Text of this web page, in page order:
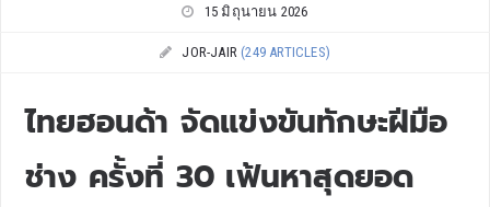
15 มิถุนายน 2026
JOR-JAIR (249 ARTICLES)
ไทยฮอนด้า จัดแข่งขันทักษะฝีมือ
ช่าง ครั้งที่ 30 เฟ้นหาสุดยอด